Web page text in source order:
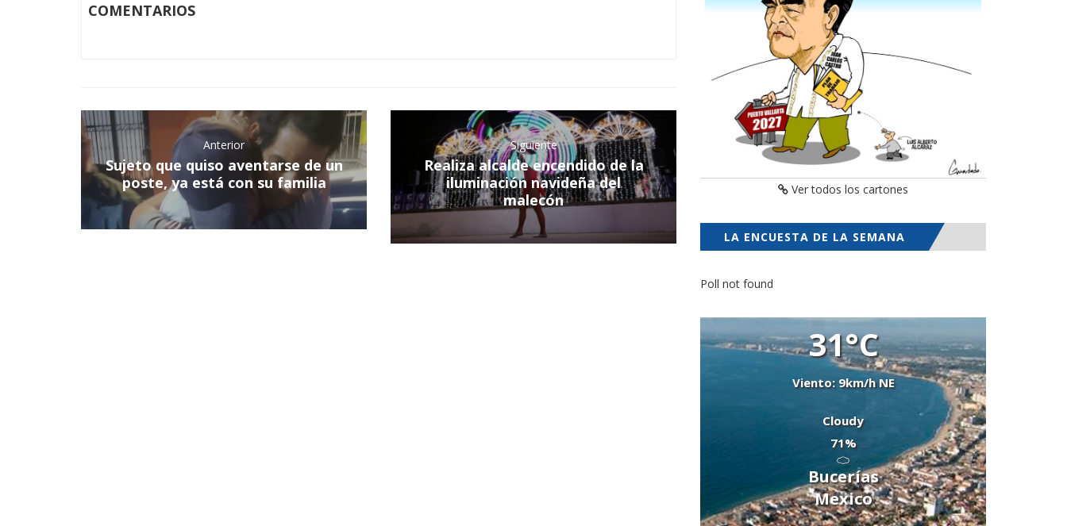
COMENTARIOS
Anterior
Sujeto que quiso aventarse de un
poste, ya está con su familia
Siguiente
Realiza alcalde encendido de la
iluminación navideña del
malecón
Ver todos los cartones
LA ENCUESTA DE LA SEMANA
Poll not found
31°C
Viento: 9km/h NE
Cloudy
71%
Bucerías
Mexico